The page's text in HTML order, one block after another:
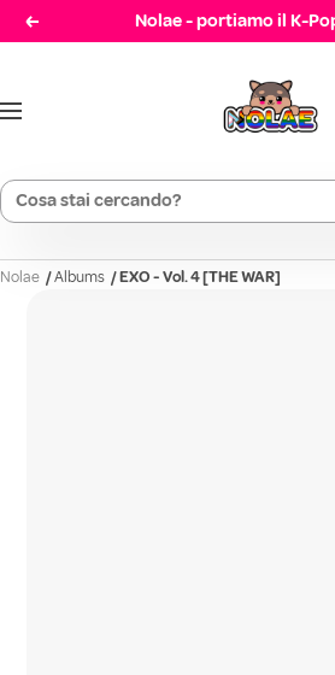
Salta
al
Precedente Nolae - portiamo il K-
Navigazione
Nolae /Albums /EXO - Vol. 4 [THE WAR]